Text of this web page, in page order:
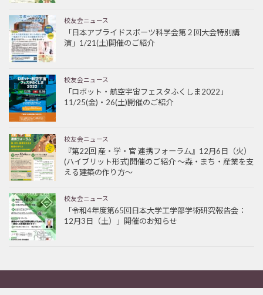
校友会ニュース
「日本アプライドスポーツ科学会第２回大会特別講
演」1/21(土)開催のご紹介
校友会ニュース
「ロボット・航空宇宙フェスタふくしま2022」
11/25(金)・26(土)開催のご紹介
校友会ニュース
『第22回 産・学・官 連携フォーラム』12月6日（火）
(ハイブリット形式)開催のご紹介 ～森・まち・産業を支
える建築の作り方～
校友会ニュース
「令和4年度第65回日本大学工学部学術研究報告会：
12月3日（土）」開催のお知らせ